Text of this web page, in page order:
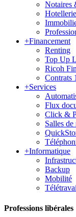
Notaires
Hotellerie
+Financement
Renting
Top Up
Ricoh
Contrats
+Services
Flux
Click &
Salles
+Informatique
Backup
Mobilité
Professions libérales